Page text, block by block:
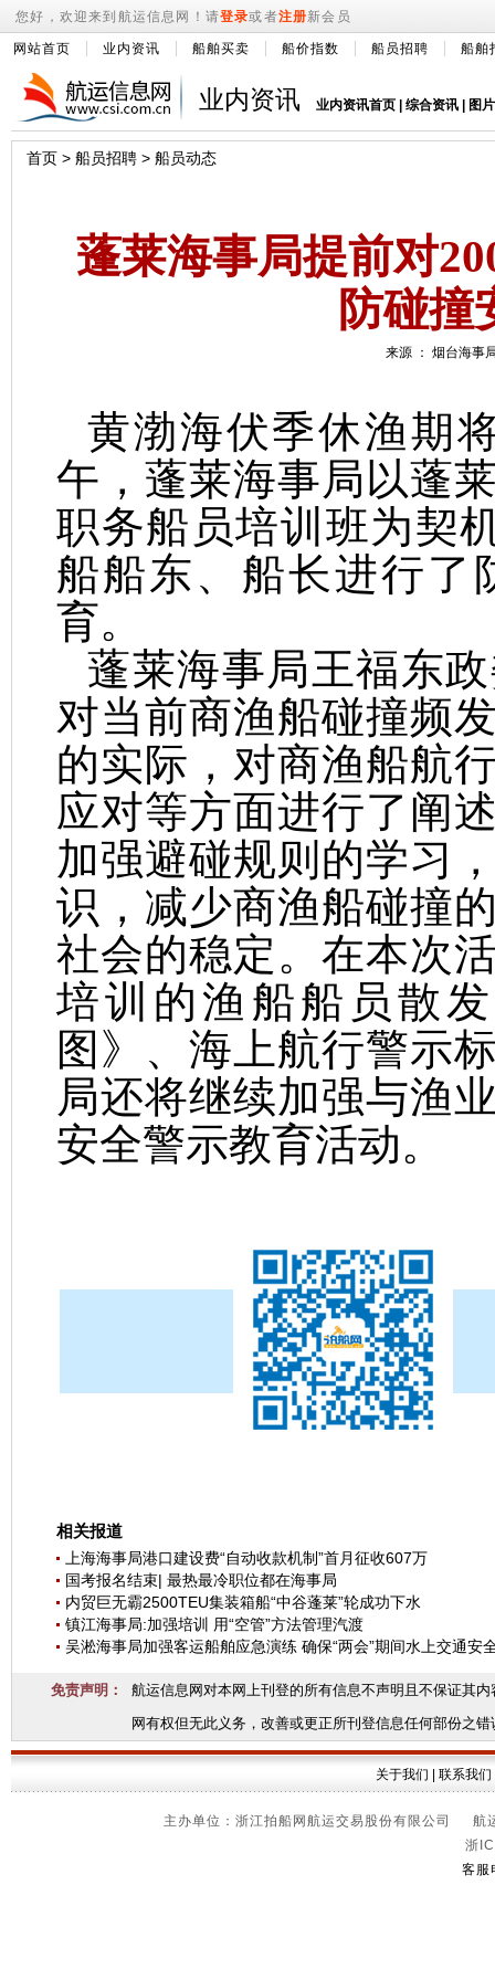
您好，欢迎来到航运信息网！请登录或者注册新会员
网站首页 业内资讯 船舶买卖 船价指数 船员招聘 船舶
业内资讯 业内资讯首页 综合资讯 图
首页 > 船员招聘 > 船员动态
蓬莱海事局提前对
防碰撞
来源 ： 烟台海
黄渤海伏季休渔期
午，蓬莱海事局以蓬
职务船员培训班为契
船船东、船长进行了
育。
蓬莱海事局王福东
对当前商渔船碰撞频
的实际，对商渔船航
应对等方面进行了阐
加强避碰规则的学习
识，减少商渔船碰撞
社会的稳定。在本次
培训的渔船船员散
图》、海上航行警示
局还将继续加强与渔
安全警示教育活动。
相关报道
上海海事局港口建设费“自动收款机制”首月征收607万
国考报名结束| 最热最冷职位都在海事局
内贸巨无霸2500TEU集装箱船“中谷蓬莱”轮成功下水
镇江海事局:加强培训 用“空管”方法管理汽渡
吴淞海事局加强客运船舶应急演练 确保“两会”期间水上交通安
免责声明：
航运信息网对本网上刊登的所有信息不声明且不保证其
网有权但无此义务，改善或更正所刊登信息任何部份之错
关于我们 联系我们
主办单位：浙江拍船网航运交易股份有限公司
浙
客服